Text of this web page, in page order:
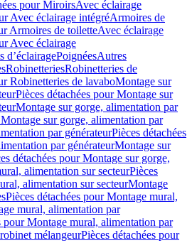
pour MiroirsAvec éclairage
Avec éclairage intégréArmoires de
Armoires de toiletteAvec éclairage
Avec éclairage
d’éclairagePoignéesAutres
RobinetteriesRobinetteries de
Robinetteries de lavaboMontage sur
Pièces détachées pour Montage sur
Montage sur gorge, alimentation par
sur gorge, alimentation par
par générateurPièces détachées
par générateurMontage sur
détachées pour Montage sur gorge,
alimentation sur secteurPièces
alimentation sur secteurMontage
Pièces détachées pour Montage mural,
mural, alimentation par
pour Montage mural, alimentation par
mélangeurPièces détachées pour